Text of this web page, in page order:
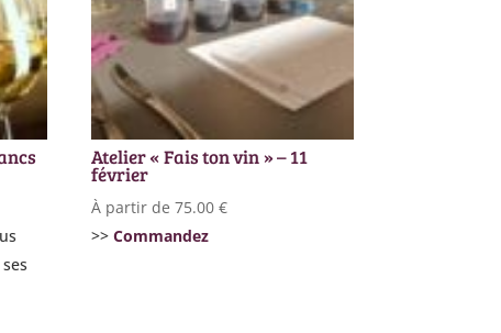
Atelier « Fais ton vin » – 11
février
À partir de75.00€
>>Commandez